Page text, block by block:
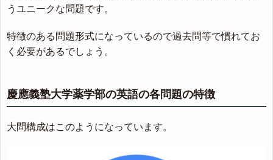
うユニークな問題です。
特徴のある問題形式になっているので過去問等で慣れてお
く必要があるでしょう。
慶應義塾大学薬学部の英語の各問題の特徴
大問構成はこのようになっています。